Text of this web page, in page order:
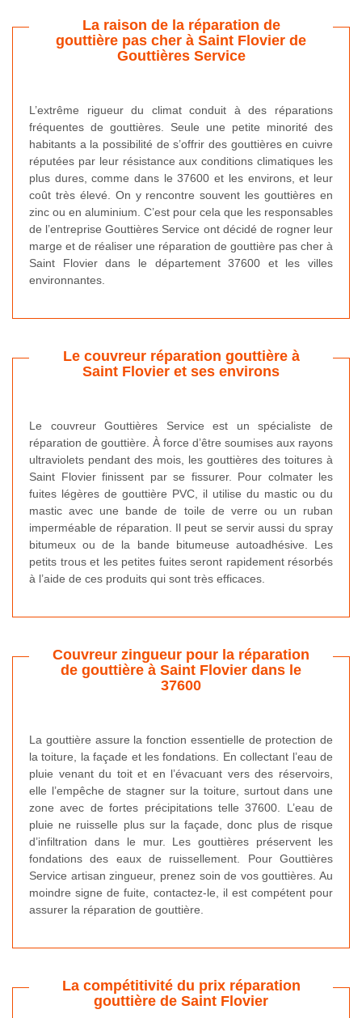
La raison de la réparation de
gouttière pas cher à Saint Flovier de
Gouttières Service
L’extrême rigueur du climat conduit à des réparations
fréquentes de gouttières. Seule une petite minorité des
habitants a la possibilité de s’offrir des gouttières en cuivre
réputées par leur résistance aux conditions climatiques les
plus dures, comme dans le 37600 et les environs, et leur
coût très élevé. On y rencontre souvent les gouttières en
zinc ou en aluminium. C’est pour cela que les responsables
de l’entreprise Gouttières Service ont décidé de rogner leur
marge et de réaliser une réparation de gouttière pas cher à
Saint Flovier dans le département 37600 et les villes
environnantes.
Le couvreur réparation gouttière à
Saint Flovier et ses environs
Le couvreur Gouttières Service est un spécialiste de
réparation de gouttière. À force d’être soumises aux rayons
ultraviolets pendant des mois, les gouttières des toitures à
Saint Flovier finissent par se fissurer. Pour colmater les
fuites légères de gouttière PVC, il utilise du mastic ou du
mastic avec une bande de toile de verre ou un ruban
imperméable de réparation. Il peut se servir aussi du spray
bitumeux ou de la bande bitumeuse autoadhésive. Les
petits trous et les petites fuites seront rapidement résorbés
à l’aide de ces produits qui sont très efficaces.
Couvreur zingueur pour la réparation
de gouttière à Saint Flovier dans le
37600
La gouttière assure la fonction essentielle de protection de
la toiture, la façade et les fondations. En collectant l’eau de
pluie venant du toit et en l’évacuant vers des réservoirs,
elle l’empêche de stagner sur la toiture, surtout dans une
zone avec de fortes précipitations telle 37600. L’eau de
pluie ne ruisselle plus sur la façade, donc plus de risque
d’infiltration dans le mur. Les gouttières préservent les
fondations des eaux de ruissellement. Pour Gouttières
Service artisan zingueur, prenez soin de vos gouttières. Au
moindre signe de fuite, contactez-le, il est compétent pour
assurer la réparation de gouttière.
La compétitivité du prix réparation
gouttière de Saint Flovier